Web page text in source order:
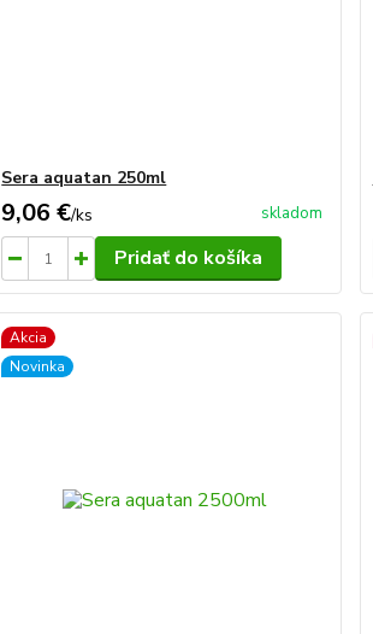
Sera aquatan 250ml
9,06 €/ks skladom
Pridať do košíka
Akcia
Novinka